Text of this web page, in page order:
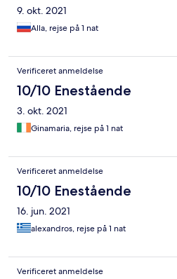
9. okt. 2021
Alla, rejse på 1 nat
Verificeret anmeldelse
10/10 Enestående
3. okt. 2021
Ginamaria, rejse på 1 nat
Verificeret anmeldelse
10/10 Enestående
16. jun. 2021
alexandros, rejse på 1 nat
Verificeret anmeldelse